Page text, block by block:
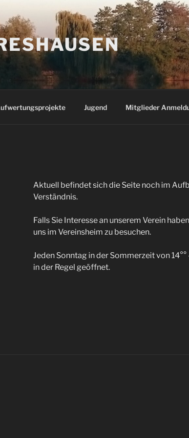
Jugend Mitglieder
Aktuell befindet sich die Seite noch im
Verständnis.
Falls Sie Interesse an unserem Verein
uns im Vereinsheim zu besuchen.
Jeden Sonntag in der Sommerzeit von
in der Regel geöffnet.